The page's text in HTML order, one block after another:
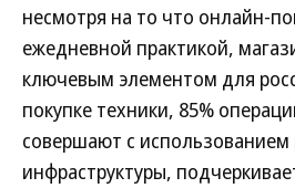
несмотря на то что онлайн-
ежедневной практикой,
ключевым элементом для
покупке техники, 85%
совершают с
инфраструктуры,